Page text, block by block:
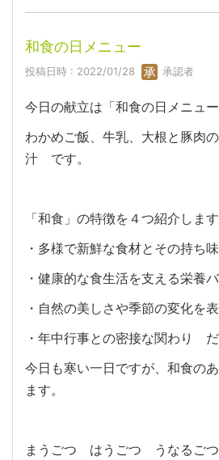
和食の日メニュー
投稿日時 : 2022/01/28 承認者
今日の献立は「和食の日メニュー
わかめご飯、牛乳、大根と豚肉
汁 です。
「和食」の特徴を４つ紹介します
・多様で新鮮な食材とその持ち
・健康的な食生活を支える栄養
・自然の美しさや季節の変化を
・年中行事との密接な関わり だ
今日も寒い一日ですが、和食の
ます。
まうごつ はうごつ うなるご